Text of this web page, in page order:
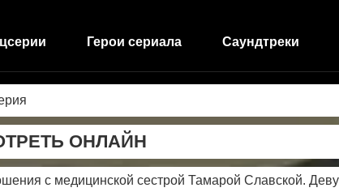
Герои сериала Саундтреки
ОНЛАЙН
с медицинской сестрой Тамарой Славской.